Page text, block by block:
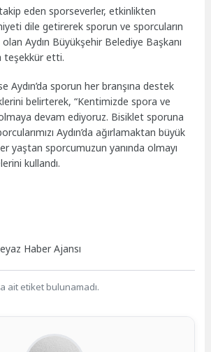
takip eden sporseverler, etkinlikten
dile getirerek sporun ve sporcuların
Aydın Büyükşehir Belediye Başkanı
teşekkür etti.
Aydın’da sporun her branşına destek
belirterek, “Kentimizde spora ve
devam ediyoruz. Bisiklet sporuna
Aydın’da ağırlamaktan büyük
yaştan sporcumuzun yanında olmayı
kullandı.
Haber Ajansı
ait etiket bulunamadı.